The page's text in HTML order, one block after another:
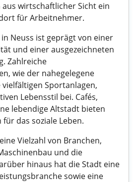
wirtschaftlicher Sicht ein
für Arbeitnehmer.
Neuss ist geprägt von einer
und einer ausgezeichneten
Zahlreiche
wie der nahegelegene
Sportanlagen,
Lebensstil bei. Cafés,
lebendige Altstadt bieten
das soziale Leben.
Vielzahl von Branchen,
und die
hinaus hat die Stadt eine
sowie eine